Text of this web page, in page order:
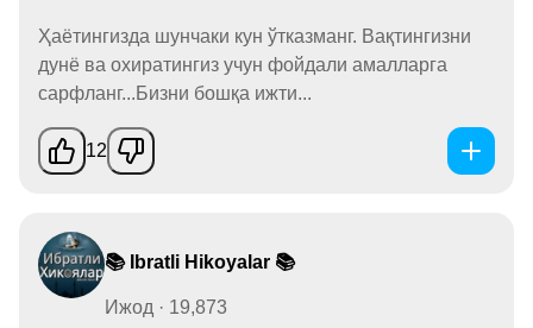
Ҳаётингизда шунчаки кун ўтказманг. Вақтингизни
дунё ва охиратингиз учун фойдали амалларга
сарфланг...Бизни бошқа ижти...
12
📚 Ibratli Hikoyalar 📚
Ижод · 19,873